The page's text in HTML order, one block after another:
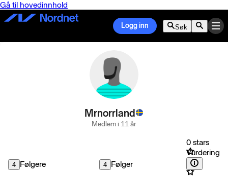
Gå til hovedinnhold
Logg inn Søk
Mrnorrland
Medlem i 11 år
4 Følgere 4 Følger
0 stars
Vurdering